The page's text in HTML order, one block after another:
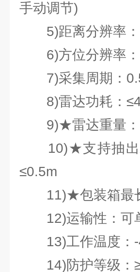
手动调节)
5)距离分辨率：
6)方位分辨率：
7)采集周期：
8)雷达功耗：
9)★雷达重量：
10)★支持抽出/
≤0.5m
11)★包装箱最
12)运输性：可单
13)工作温度：-
14)防护等级：